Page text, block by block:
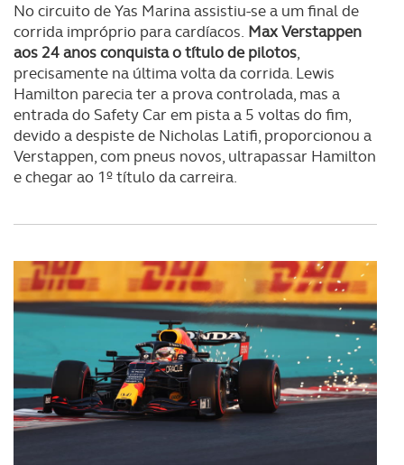
No circuito de Yas Marina assistiu-se a um final de
corrida impróprio para cardíacos. Max Verstappen
aos 24 anos conquista o título de pilotos,
precisamente na última volta da corrida. Lewis
Hamilton parecia ter a prova controlada, mas a
entrada do Safety Car em pista a 5 voltas do fim,
devido a despiste de Nicholas Latifi, proporcionou a
Verstappen, com pneus novos, ultrapassar Hamilton
e chegar ao 1º título da carreira.